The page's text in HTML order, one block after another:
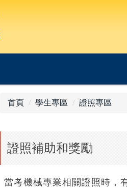
首頁 學生專區 證照專區
證照補助和獎勵
當考機械專業相關證照時，